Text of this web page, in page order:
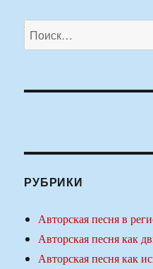
Искать:
РУБРИКИ
Авторская песня в
Авторская песня как
Авторская песня как